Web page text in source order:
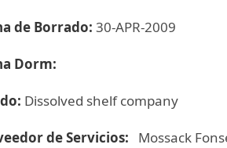
de Borrado: 30-APR-2009
Dorm:
Dissolved shelf company
de Servicios: Mossack